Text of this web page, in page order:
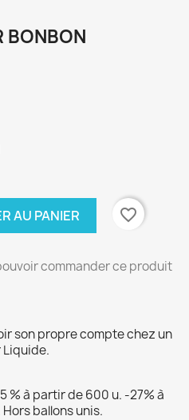
BONBON
AU PANIER
favorite_border
commander ce produit
son propre compte chez un
% à partir de 600 u. -27% à
ballons unis.